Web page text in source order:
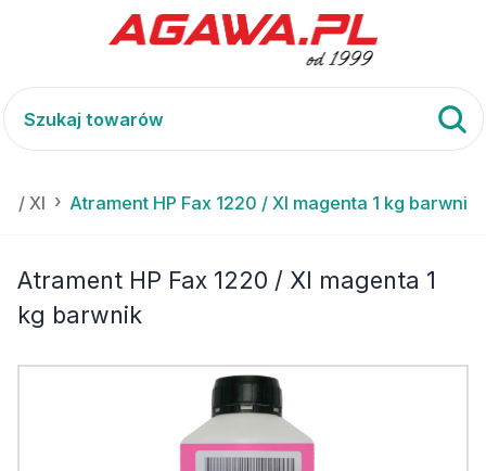
/ XI Atrament HP Fax 1220 / XI magenta 1 kg barwnik
Atrament HP Fax 1220 / XI magenta 1
kg barwnik